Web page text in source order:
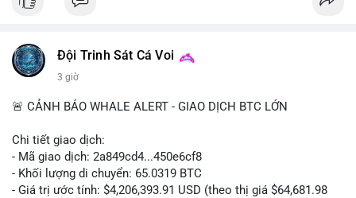
Đội Trinh Sát Cá Voi
3 giờ
🚨 CẢNH BÁO WHALE ALERT - GIAO DỊCH BTC LỚN
Chi tiết giao dịch:
- Mã giao dịch: 2a849cd4...450e6cf8
- Khối lượng di chuyển: 65.0319 BTC
- Giá trị ước tính: $4,206,393.91 USD (theo thị giá $64,681.98